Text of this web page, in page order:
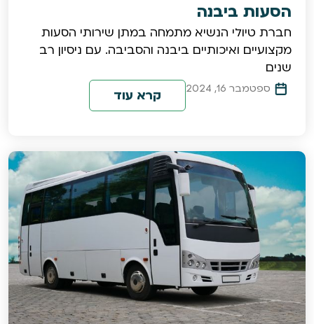
הסעות ביבנה
​חברת טיולי הנשיא מתמחה במתן שירותי הסעות
מקצועיים ואיכותיים ביבנה והסביבה. עם ניסיון רב
שנים
ספטמבר 16, 2024 קרא עוד